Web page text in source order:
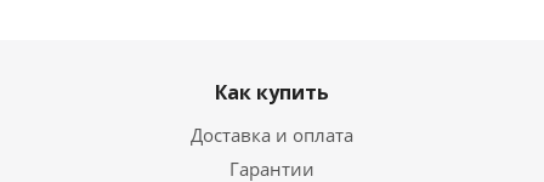
Как купить
Доставка и оплата
Гарантии